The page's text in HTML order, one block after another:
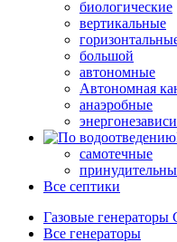
биологические
вертикальные
большой
автономные
Автономная
анаэробные
самотечные
Все септики
Газовые генераторы
Все генераторы